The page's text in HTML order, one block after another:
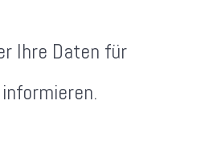
Ihre Daten für